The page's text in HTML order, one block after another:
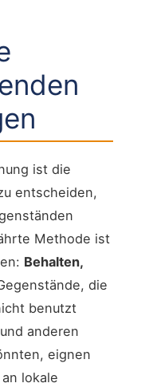
ist die
entscheiden,
Methode ist
Behalten,
die
benutzt
anderen
eignen
lokale